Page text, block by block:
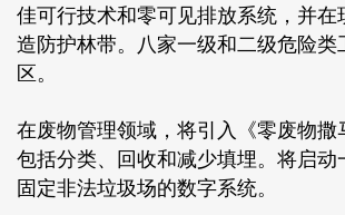
佳可行技术和零可见排放系统，并在
造防护林带。八家一级和二级危险类
区。
在废物管理领域，将引入《零废物撒
包括分类、回收和减少填埋。将启动
固定非法垃圾场的数字系统。